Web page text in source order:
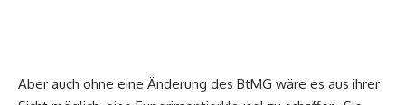
Aber auch ohne eine Änderung des BtMG wäre es aus ihrer